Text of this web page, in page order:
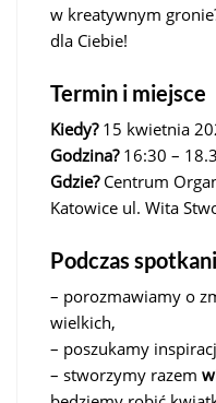
w kreatywnym
dla Ciebie!
Termin i miejsce
Kiedy?15 kwietnia
Godzina?16:30 –
Gdzie? Centrum
Katowice ul. Wita
Podczas
– porozmawiamy o
wielkich,
– poszukamy
– stworzymy razem